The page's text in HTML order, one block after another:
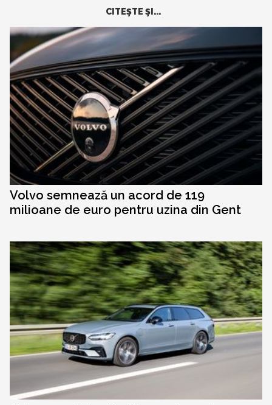
CITEŞTE ŞI...
Volvo semnează un acord de 119
milioane de euro pentru uzina din Gent